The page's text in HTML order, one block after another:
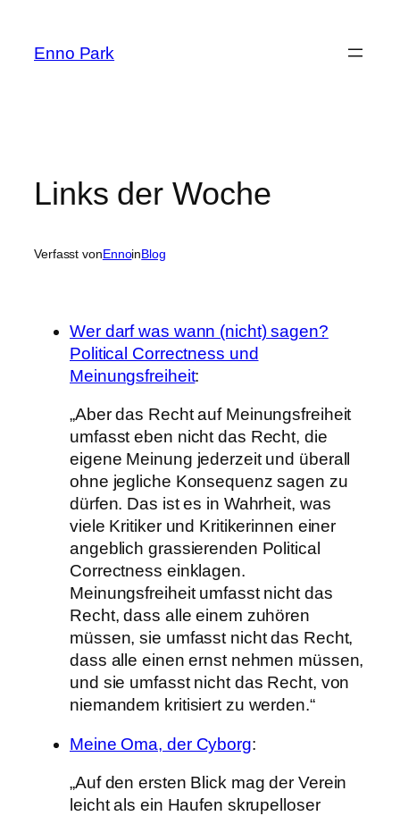
springen
Enno Park
Links der Woche
Verfasst vonEnnoinBlog
Wer darf was wann (nicht) sagen?
Political Correctness und
Meinungsfreiheit:
„Aber das Recht auf Meinungsfreiheit
umfasst eben nicht das Recht, die
eigene Meinung jederzeit und überall
ohne jegliche Konsequenz sagen zu
dürfen. Das ist es in Wahrheit, was
viele Kritiker und Kritikerinnen einer
angeblich grassierenden Political
Correctness einklagen.
Meinungsfreiheit umfasst nicht das
Recht, dass alle einem zuhören
müssen, sie umfasst nicht das Recht,
dass alle einen ernst nehmen müssen,
und sie umfasst nicht das Recht, von
niemandem kritisiert zu werden.“
Meine Oma, der Cyborg:
„Auf den ersten Blick mag der Verein
leicht als ein Haufen skrupelloser